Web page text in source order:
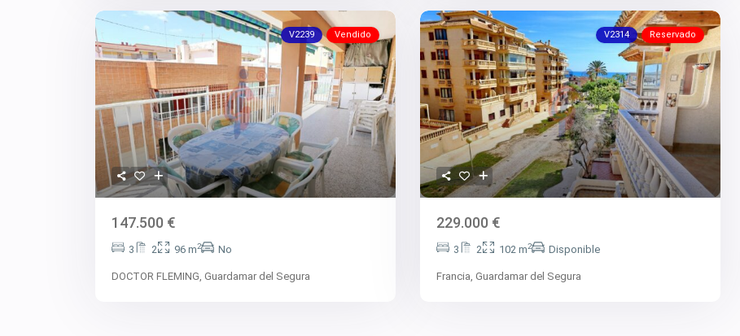
V2239 Vendido
147.500 €
3 2 96 m2 No
DOCTOR FLEMING, Guardamar del Segura
V2314 Reservado
229.000 €
3 2 102 m2 Disponible
Francia, Guardamar del Segura